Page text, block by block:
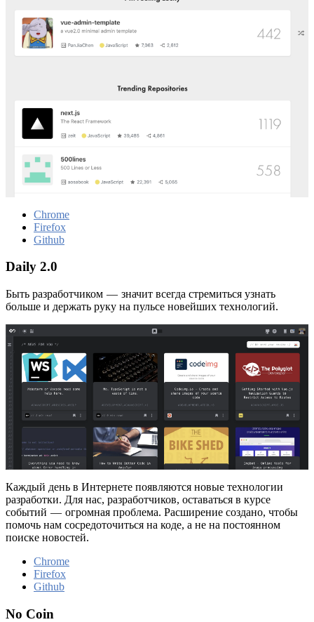
Chrome
Firefox
Github
Daily 2.0
Быть разработчиком — значит всегда стремиться узнать
больше и держать руку на пульсе новейших технологий.
Каждый день в Интернете появляются новые технологии
разработки. Для нас, разработчиков, оставаться в курсе
событий — огромная проблема. Расширение создано, чтобы
помочь нам сосредоточиться на коде, а не на постоянном
поиске новостей.
Chrome
Firefox
Github
No Coin